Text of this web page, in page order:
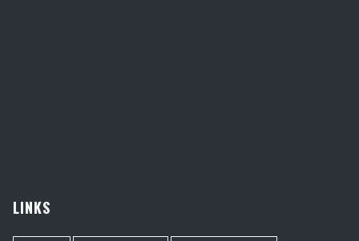
LINKS